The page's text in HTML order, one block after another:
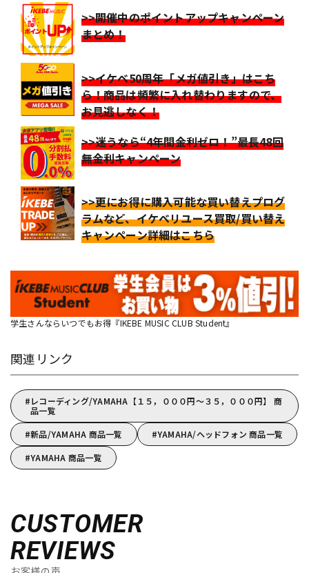
>>開催中のポイントアップキャンペーン
まとめ！
>>イケベ50周年「メガ値引き」はこち
ら！商品は頻繁に入れ替わりますので、
お見逃しなく！
>>迷うなら“4年間金利ゼロ！”最長48回
無金利キャンペーン
>>更にお得に購入可能な買い替えプログ
ラムなど、イケベリユース買取/買い替え
キャンペーン詳細はこちら
学生さんならいつでもお得『IKEBE MUSIC CLUB Student』
関連リンク
レコーディング/YAMAHA【１５，０００円～３５，０００円】 商
品一覧
新品/YAMAHA 商品一覧
YAMAHA/ヘッドフォン 商品一覧
YAMAHA 商品一覧
CUSTOMER
REVIEWS